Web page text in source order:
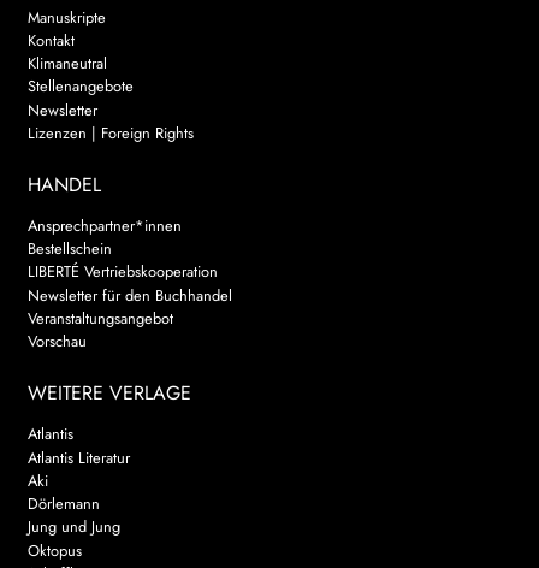
Manuskripte
Kontakt
Klimaneutral
Stellenangebote
Newsletter
Lizenzen | Foreign Rights
HANDEL
Ansprechpartner*innen
Bestellschein
LIBERTÉ Vertriebskooperation
Newsletter für den Buchhandel
Veranstaltungsangebot
Vorschau
WEITERE VERLAGE
Atlantis
Atlantis Literatur
Aki
Dörlemann
Jung und Jung
Oktopus